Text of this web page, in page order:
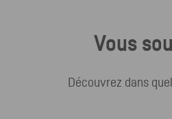
Vous
Découvrez dans